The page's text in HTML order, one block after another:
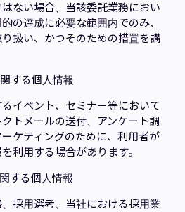
ない場合、当該委託業務におい
の達成に必要な範囲内でのみ、
扱い、かつそのための措置を講
する個人情報
イベント、セミナー等において
トメールの送付、アンケート調
ケティングのために、利用者が
利用する場合があります。
する個人情報
採用選考、当社における採用業